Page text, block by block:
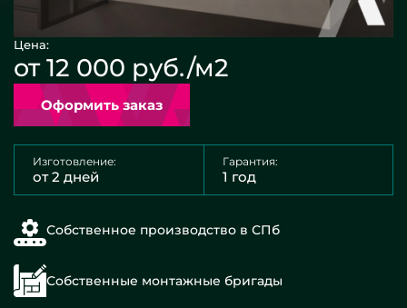
Цена:
от 12 000 руб./м2
Оформить заказ
Изготовление:
от 2 дней
Гарантия:
1 год
Собственное производство в СПб
Собственные монтажные бригады